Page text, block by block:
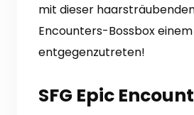
mit dieser
Encounters-Bossbox
entgegenzutreten!
SFG Epic